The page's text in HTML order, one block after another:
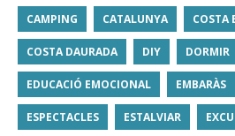
CAMPING CATALUNYA COSTA
COSTA DAURADA DIY DORMIR
EDUCACIÓ EMOCIONAL EMBARÀS
ESPECTACLES ESTALVIAR